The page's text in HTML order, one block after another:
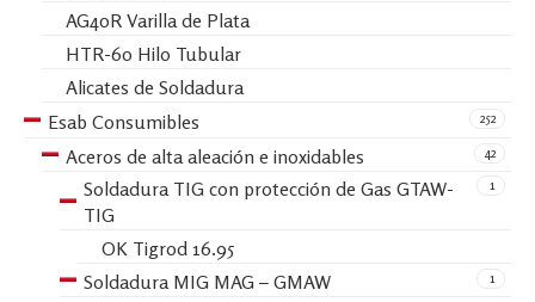
AG40R Varilla de Plata
HTR-60 Hilo Tubular
Alicates de Soldadura
252
Esab Consumibles
42
Aceros de alta aleación e inoxidables
1
Soldadura TIG con protección de Gas GTAW-
TIG
OK Tigrod 16.95
1
Soldadura MIG MAG – GMAW